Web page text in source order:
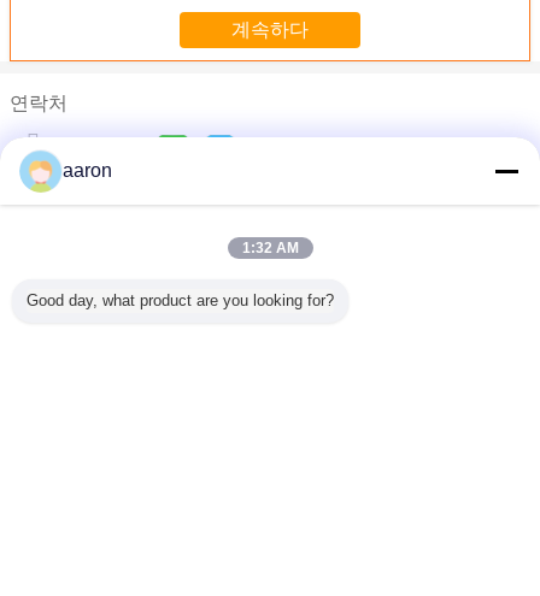
연락처
Mr. Aaron
전화 :
OEM 까만 자동 고무 덤불로 둘러싸는 NBR의 방수 투관 70 ROHS
FKM 70 연료 낮은 압축 세트를 위한 저항하는 O 반지 높은 불소
자동차 체계를 위해 주문을 받아서 만들어지는 낮은/고열 저항하
ORK 방열 니트릴 고무 O 반지 물개 70±5 해안 경도 무료 샘플
농업 장비 공업을 위한 주문 EPDM 고무 밀어남 물개
aaron
1:32 AM
Good day, what product are you looking for?